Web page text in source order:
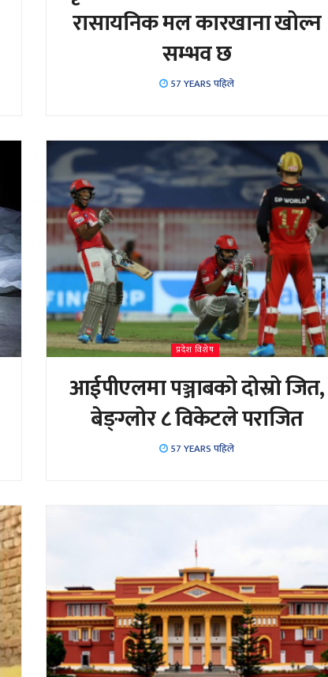
रासायनिक मल कारखाना खोल्न
सम्भव छ
57 YEARS पहिले
प्रदेश विशेष
आईपीएलमा पञ्जाबको दोस्रो जित,
बेङ्ग्लोर ८ विकेटले पराजित
57 YEARS पहिले